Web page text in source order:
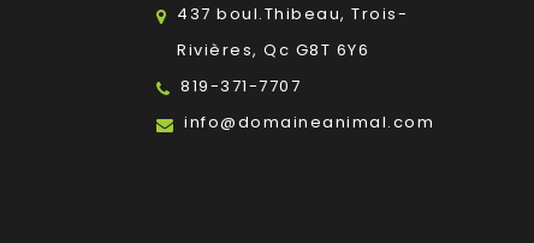
437 boul.Thibeau, Trois-
Rivières, Qc G8T 6Y6
819-371-7707
info@domaineanimal.com